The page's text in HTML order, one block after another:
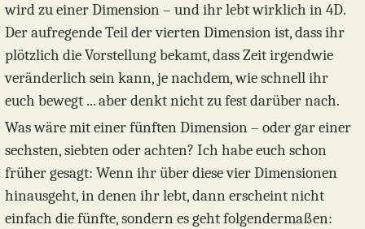
wird zu einer Dimension – und ihr lebt wirklich in 4D.
Der aufregende Teil der vierten Dimension ist, dass ihr
plötzlich die Vorstellung bekamt, dass Zeit irgendwie
veränderlich sein kann, je nachdem, wie schnell ihr
euch bewegt ... aber denkt nicht zu fest darüber nach.
Was wäre mit einer fünften Dimension – oder gar einer
sechsten, siebten oder achten? Ich habe euch schon
früher gesagt: Wenn ihr über diese vier Dimensionen
hinausgeht, in denen ihr lebt, dann erscheint nicht
einfach die fünfte, sondern es geht folgendermaßen: